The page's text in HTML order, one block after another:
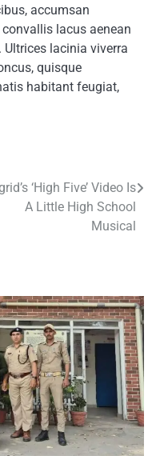
accumsan
lacus aenean
lacinia viverra
quisque
habitant feugiat,
‘High Five’ Video Is
A Little High School
Musical